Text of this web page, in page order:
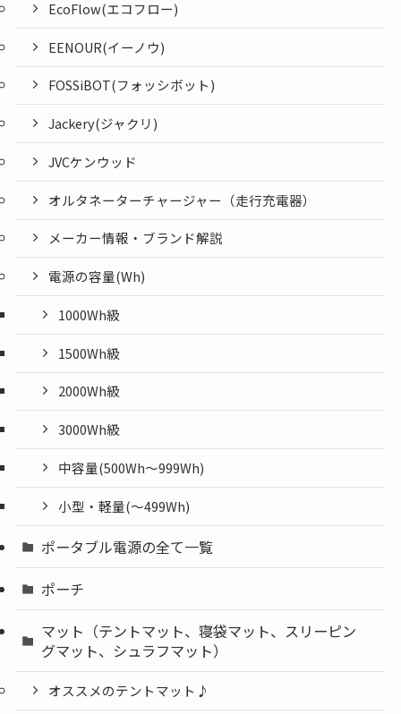
EcoFlow(エコフロー)
EENOUR(イーノウ)
FOSSiBOT(フォッシボット)
Jackery(ジャクリ)
JVCケンウッド
オルタネーターチャージャー（走行充電器）
メーカー情報・ブランド解説
電源の容量(Wh)
1000Wh級
1500Wh級
2000Wh級
3000Wh級
中容量(500Wh～999Wh)
小型・軽量(〜499Wh)
ポータブル電源の全て一覧
ポーチ
マット（テントマット、寝袋マット、スリーピン
グマット、シュラフマット）
オススメのテントマット♪